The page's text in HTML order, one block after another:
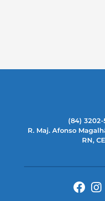
(84)
R. Maj. Afonso
RN,